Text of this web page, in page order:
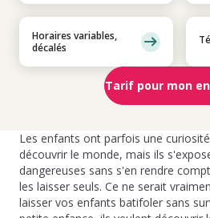
Horaires variables,
décalés
Tarif pour mon
Les enfants ont parfois une
découvrir le monde, mais ils
dangereuses sans s'en rendre
les laisser seuls. Ce ne serait
laisser vos enfants batifoler sans